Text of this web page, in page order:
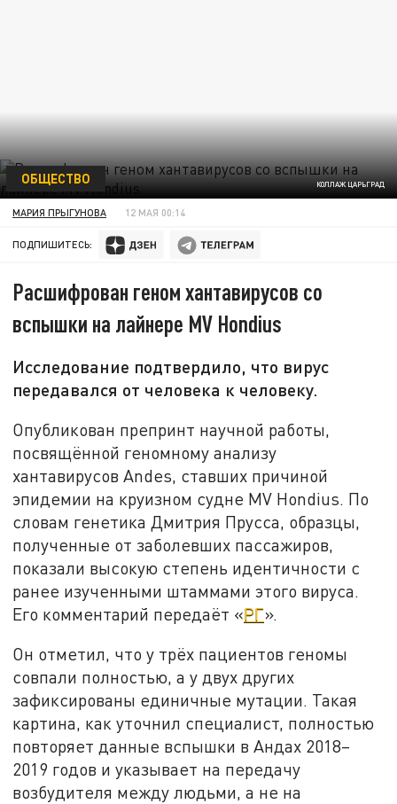
КОЛЛАЖ ЦАРЬГРАД
ОБЩЕСТВО
МАРИЯ ПРЫГУНОВА 12 МАЯ 00:14
ПОДПИШИТЕСЬ:
Расшифрован геном хантавирусов со
вспышки на лайнере MV Hondius
Исследование подтвердило, что вирус
передавался от человека к человеку.
Опубликован препринт научной работы,
посвящённой геномному анализу
хантавирусов Andes, ставших причиной
эпидемии на круизном судне MV Hondius. По
словам генетика Дмитрия Прусса, образцы,
полученные от заболевших пассажиров,
показали высокую степень идентичности с
ранее изученными штаммами этого вируса.
Его комментарий передаёт «РГ».
Он отметил, что у трёх пациентов геномы
совпали полностью, а у двух других
зафиксированы единичные мутации. Такая
картина, как уточнил специалист, полностью
повторяет данные вспышки в Андах 2018–
2019 годов и указывает на передачу
возбудителя между людьми, а не на